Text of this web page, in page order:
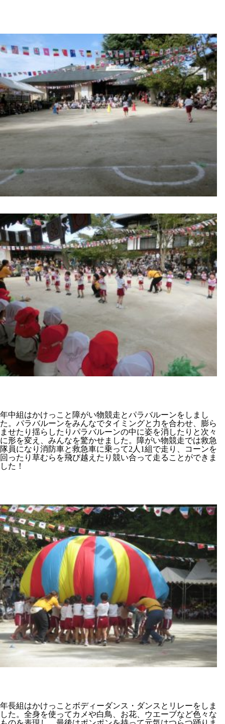
年中組はかけっこと障がい物競走とパラバルーンをしまし
た。パラバルーンをみんなでタイミングと力を合わせ、膨ら
ませたり揺らしたりパラバルーンの中に姿を消したりと次々
に形を変え、みんなを驚かせました。障がい物競走では救急
隊員になり消防車と救急車に乗って2人1組で走り、コーンを
回ったり草むらを飛び越えたり競い合って走ることができま
した！
年長組はかけっことボディーダンス・ダンスとリレーをしま
した。全身を使ってカメや白鳥、お花、ウエーブなど色々な